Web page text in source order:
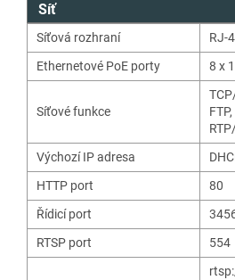
Síť
Síťová rozhraní
RJ-
Ethernetové PoE porty
8 x
Síťové funkce
FTP,
Výchozí IP adresa
HTTP port
80
Řídicí port
RTSP port
554